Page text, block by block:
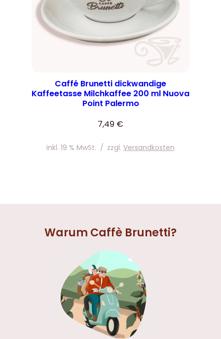
Caffé Brunetti dickwandige
Kaffeetasse Milchkaffee 200 ml Nuova
Point Palermo
7,49 €
inkl. 19 % MwSt. / zzgl. Versandkosten
Warum Caffè Brunetti?